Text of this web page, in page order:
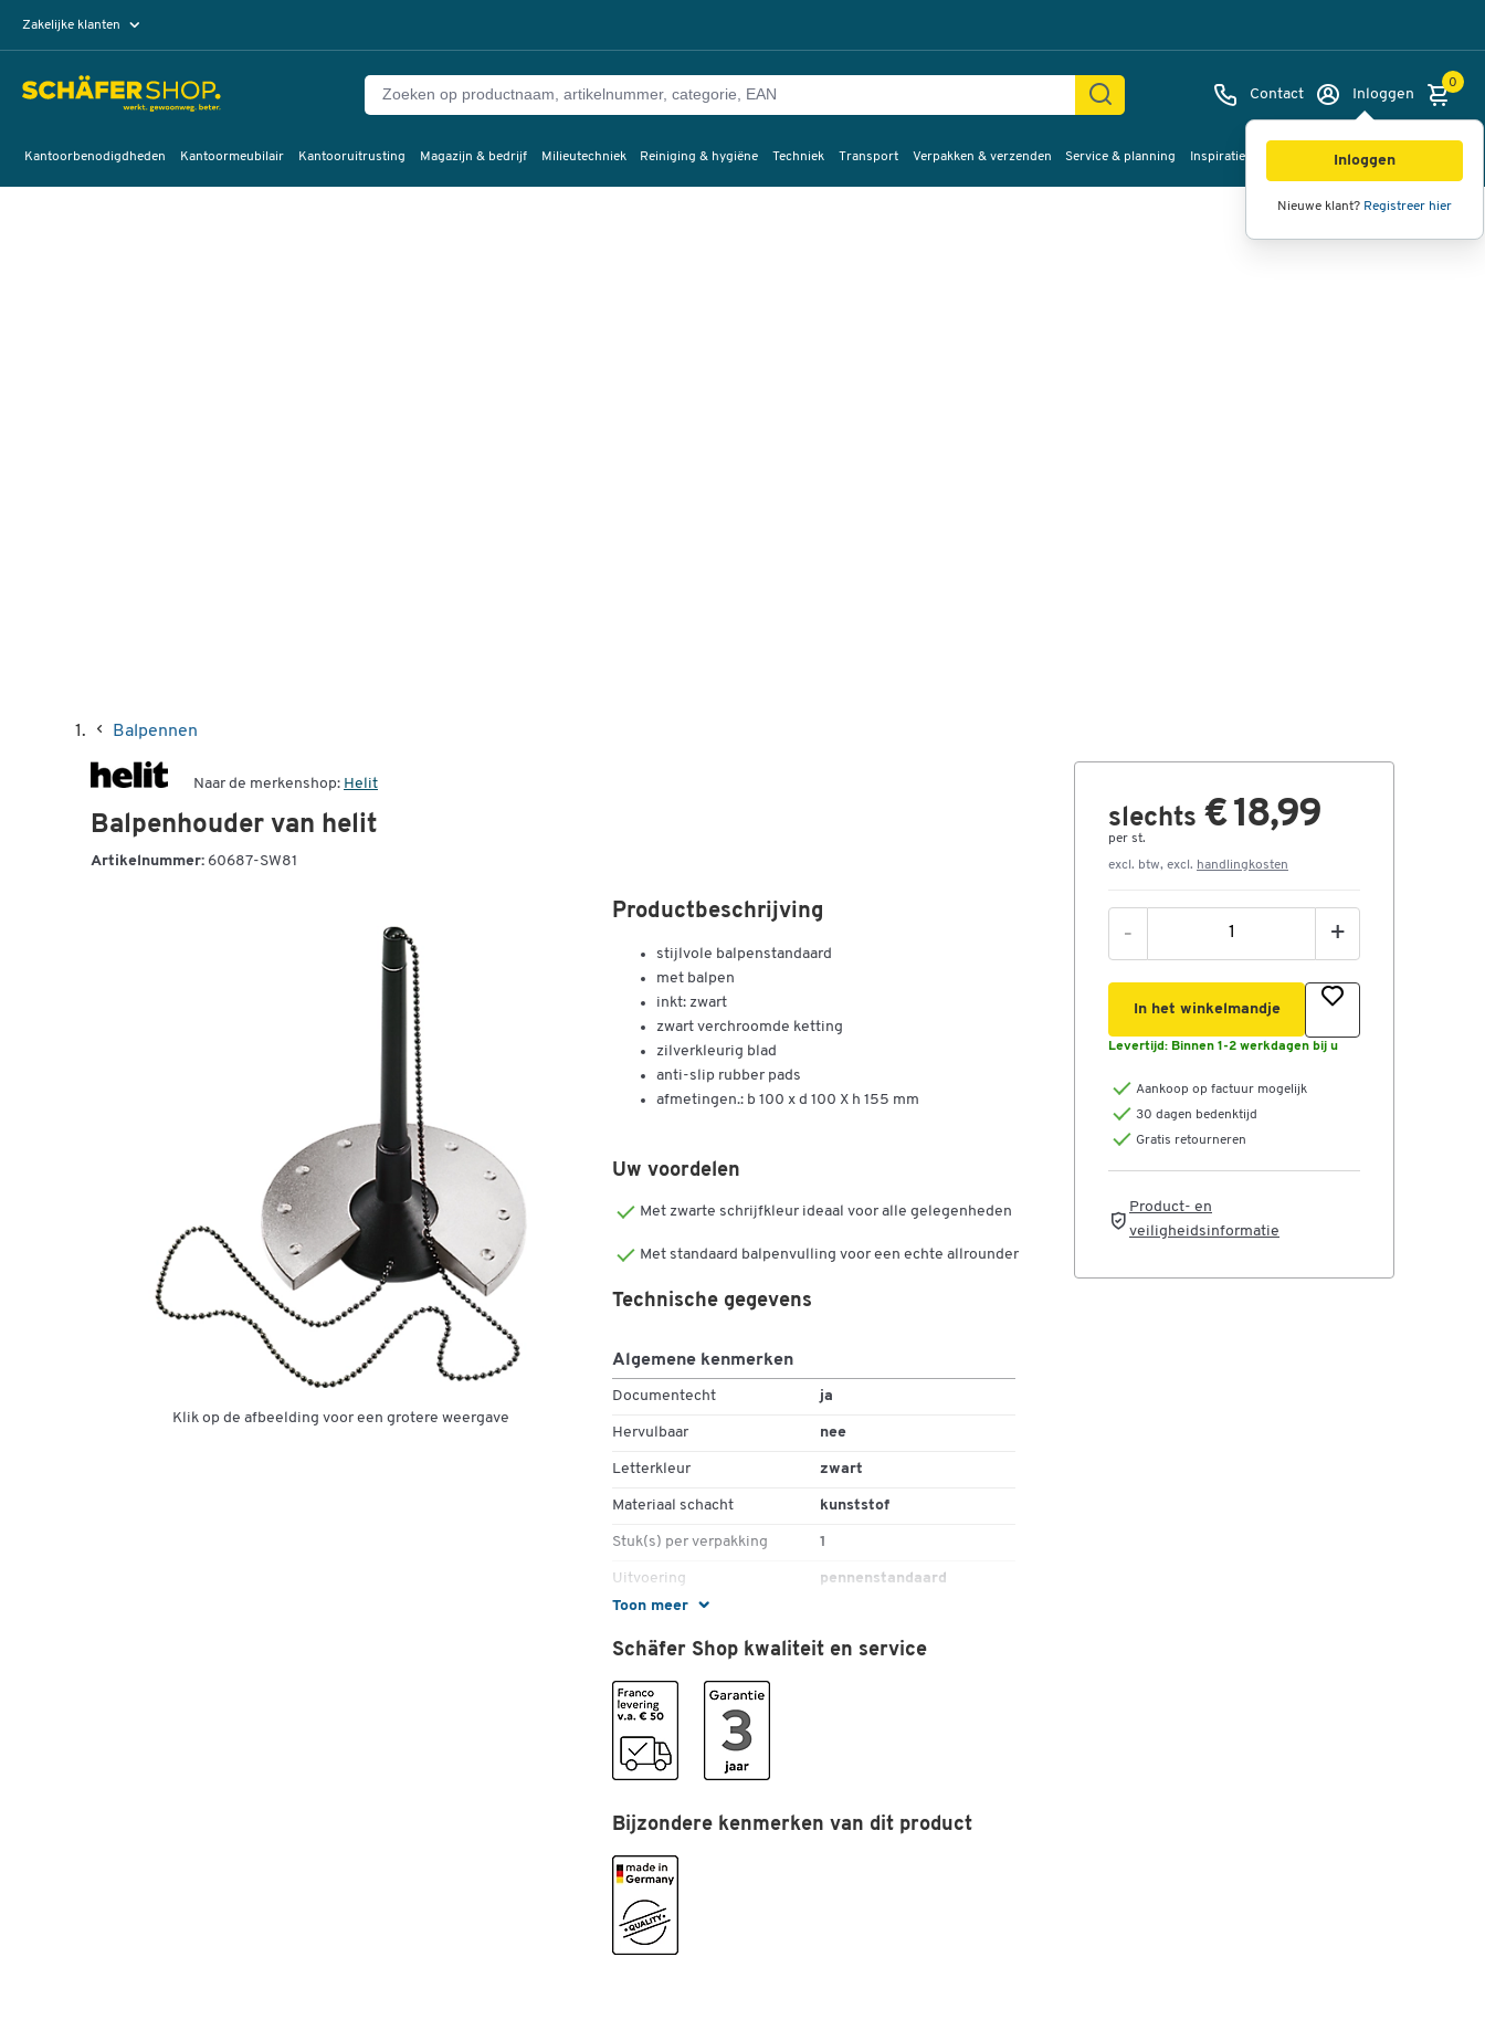
Zakelijke klanten
Contact Inloggen
Inloggen
Nieuwe klant? Registreer hier
0
Kantoorbenodigdheden Kantoormeubilair Kantooruitrusting Magazijn & bedrijf Milieutechniek Reiniging & hygiëne Techniek Transport Verpakken & verzenden Service & planning Inspiratie
Balpennen
Naar de merkenshop: Helit
Balpenhouder van helit
Artikelnummer: 60687-SW81
Klik op de afbeelding voor een grotere weergave
Productbeschrijving
stijlvole balpenstandaard
met balpen
inkt: zwart
zwart verchroomde ketting
zilverkleurig blad
anti-slip rubber pads
afmetingen.: b 100 x d 100 X h 155 mm
Uw voordelen
Met zwarte schrijfkleur ideaal voor alle gelegenheden
Met standaard balpenvulling voor een echte allrounder
Toon meer
Technische gegevens
Algemene kenmerken
Documentecht ja
Hervulbaar nee
Letterkleur zwart
Materiaal schacht kunststof
Stuk(s) per verpakking 1
Uitvoering pennenstandaard
Vullingtype
Schäfer Shop kwaliteit en service
Bijzondere kenmerken van dit product
slechts € 18,99
per st.
excl. btw, excl. handlingkosten
- +
In het winkelmandje
Levertijd: Binnen 1-2 werkdagen bij u
Aankoop op factuur mogelijk
30 dagen bedenktijd
Gratis retourneren
Product- en
veiligheidsinformatie
Afbeeldingen Video's
360°
weergave